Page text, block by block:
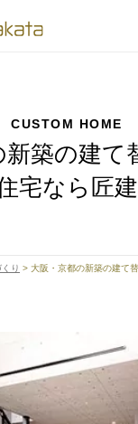
CUSTOM HOME
築の建て
宅なら匠
り > 大阪・京都の新築の建て